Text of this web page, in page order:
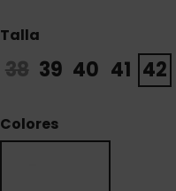
Talla
38 39 40 41 42
Colores